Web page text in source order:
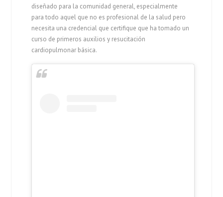
diseñado para la comunidad general, especialmente
para todo aquel que no es profesional de la salud pero
necesita una credencial que certifique que ha tomado un
curso de primeros auxilios y resucitación
cardiopulmonar básica.